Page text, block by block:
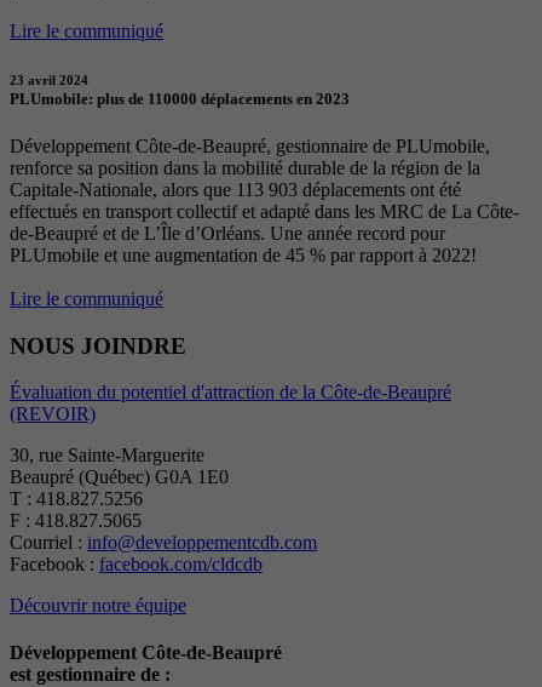
Lire le communiqué
23 avril 2024
PLUmobile: plus de 110000 déplacements en 2023
Développement Côte-de-Beaupré, gestionnaire de PLUmobile,
renforce sa position dans la mobilité durable de la région de la
Capitale-Nationale, alors que 113 903 déplacements ont été
effectués en transport collectif et adapté dans les MRC de La Côte-
de-Beaupré et de L’Île d’Orléans. Une année record pour
PLUmobile et une augmentation de 45 % par rapport à 2022!
Lire le communiqué
NOUS JOINDRE
Évaluation du potentiel d'attraction de la Côte-de-Beaupré
(REVOIR)
30, rue Sainte-Marguerite
Beaupré (Québec) G0A 1E0
T : 418.827.5256
F : 418.827.5065
Courriel : info@developpementcdb.com
Facebook : facebook.com/cldcdb
Découvrir notre équipe
Développement Côte-de-Beaupré
est gestionnaire de :